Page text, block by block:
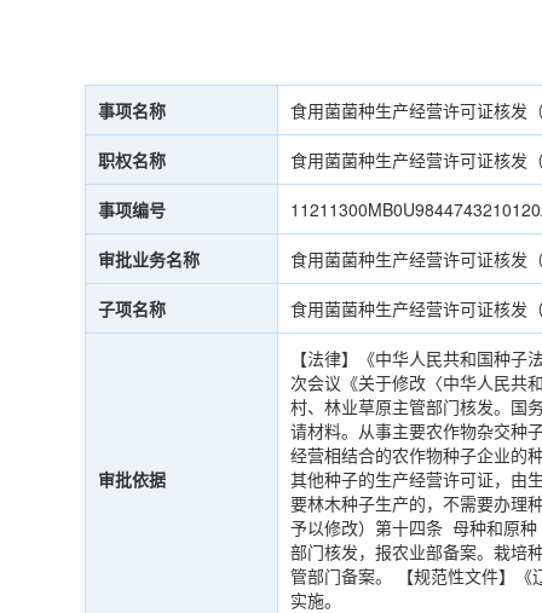
事项名称 食用菌菌种生产经营许可证核发
职权名称 食用菌菌种生产经营许可证核发
事项编号
审批业务名称 食用菌菌种生产经营许可证核发
子项名称 食用菌菌种生产经营许可证核发
审批依据
【法律】《中华人民共和国种
次会议《关于修改〈中华人民共
村、林业草原主管部门核发。国
请材料。从事主要农作物杂交种
经营相结合的农作物种子企业的
其他种子的生产经营许可证，由
要林木种子生产的，不需要办理
予以修改）第十四条 母种和原
部门核发，报农业部备案。栽培
管部门备案。 【规范性文件】
实施。